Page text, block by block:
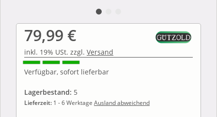
79,99 €
inkl. 19% USt. zzgl. Versand
Verfügbar, sofort lieferbar
Lagerbestand: 5
Lieferzeit: 1 - 6 Werktage Ausland abweichend